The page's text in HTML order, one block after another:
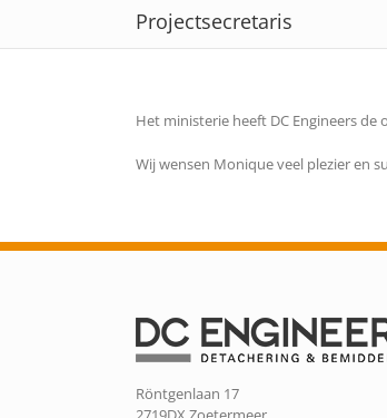
Projectsecretaris
Het ministerie heeft DC Engineers
Wij wensen Monique veel plezier en
Röntgenlaan 17